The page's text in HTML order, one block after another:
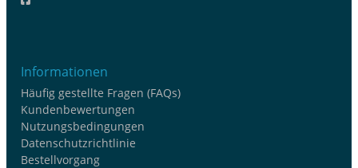
Informationen
Häufig gestellte Fragen (FAQs)
Kundenbewertungen
Nutzungsbedingungen
Datenschutzrichtlinie
Bestellvorgang